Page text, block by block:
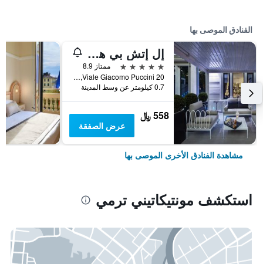
الفنادق الموصى بها
إل إتش بي هوتل مونتيكاتيني بالاس آند سبا
5 نجوم
ممتاز 8.9
Viale Giacomo Puccini 20, مونتيكاتيني ترمي, توسكانا, إيطاليا
0.7 كيلومتر عن وسط المدينة
558 ﷼
عرض الصفقة
مشاهدة الفنادق الأخرى الموصى بها
استكشف مونتيكاتيني ترمي